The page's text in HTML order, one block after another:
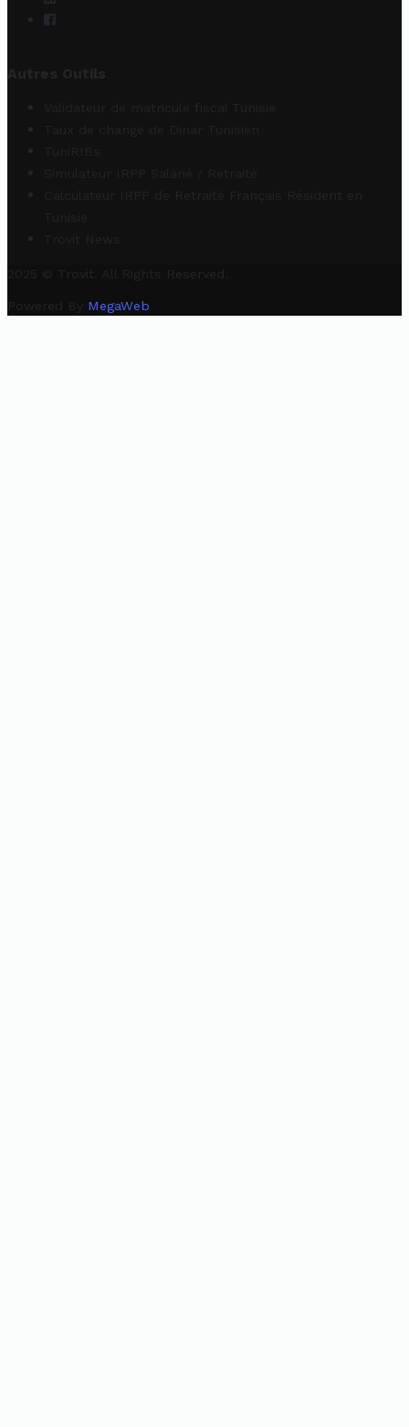
Autres Outils
Validateur de matricule fiscal Tunisie
Taux de change de Dinar Tunisien
TuniRIBs
Simulateur IRPP Salarié / Retraité
Calculateur IRPP de Retraité Français Résident en
Tunisie
Trovit News
2025 © Trovit. All Rights Reserved.
Powered By MegaWeb